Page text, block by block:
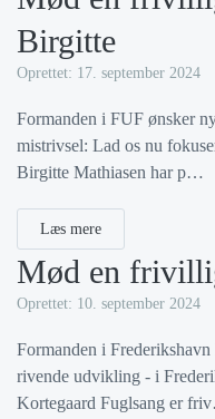
Birgitte
Oprettet: 17. september 2024
Formanden i FUF ønsker
mistrivsel: Lad os nu
Birgitte Mathiasen har p…
Læs mere
Mød en
Oprettet: 10. september 2024
Formanden i
rivende udvikling - i
Kortegaard Fuglsang er